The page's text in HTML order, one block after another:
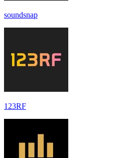
soundsnap
123RF